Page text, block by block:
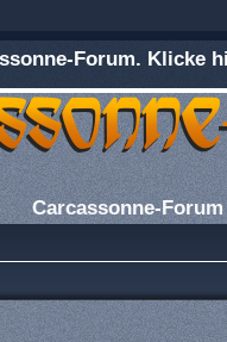
Forum. Klicke
Carcassonne-Forum